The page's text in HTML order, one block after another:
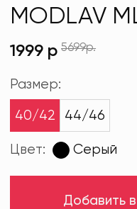
MODLAV
1999 р 5699р.
Размер:
40/42 44/46
Цвет: Серый
Добавить